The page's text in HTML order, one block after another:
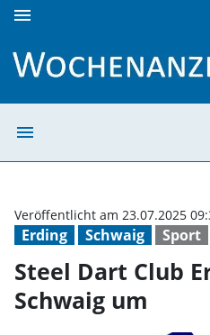
menu
menu
Erding Schwaig Sport
Veröffentlicht am 23.07.2025
Steel Dart Club
Schwaig um